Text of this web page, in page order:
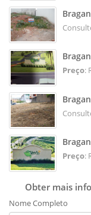
Preço:
Preço:
Obter mais
Nome Completo